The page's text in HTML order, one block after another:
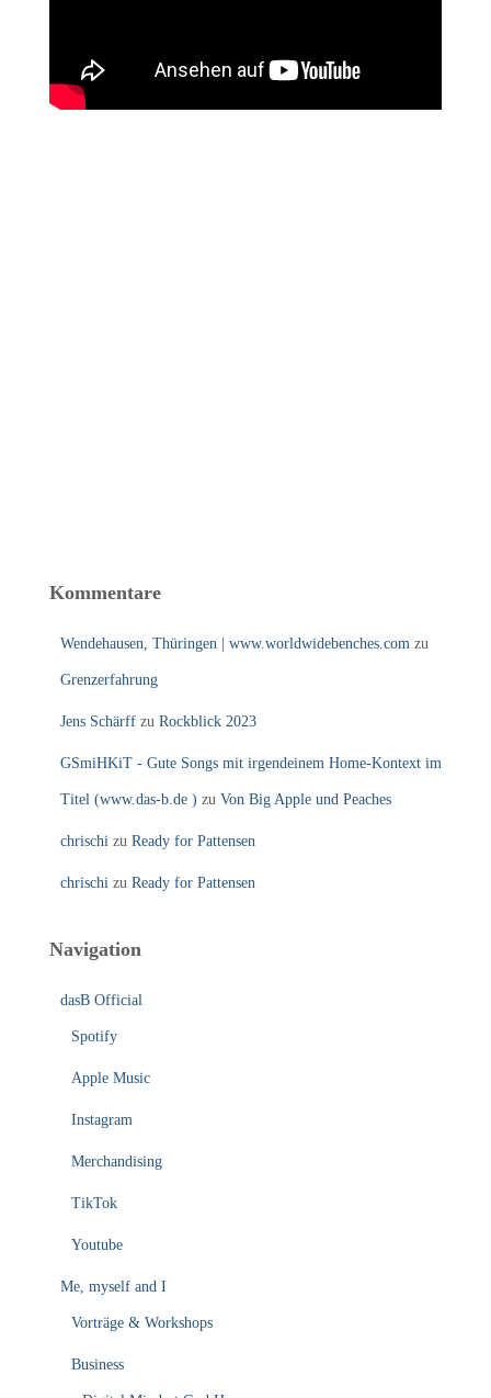
Kommentare
Wendehausen, Thüringen | www.worldwidebenches.com zu
Grenzerfahrung
Jens Schärff zu Rockblick 2023
GSmiHKiT - Gute Songs mit irgendeinem Home-Kontext im
Titel (www.das-b.de ) zu Von Big Apple und Peaches
chrischi zu Ready for Pattensen
chrischi zu Ready for Pattensen
Navigation
dasB Official
Spotify
Apple Music
Instagram
Merchandising
TikTok
Youtube
Me, myself and I
Vorträge & Workshops
Business